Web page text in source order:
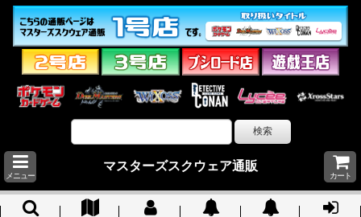
メニュー
マスターズスクウェア通販
カート